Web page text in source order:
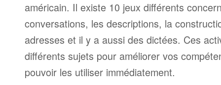
américain. Il existe 10 jeux différents
conversations, les descriptions, la
adresses et il y a aussi des dictées. Ces
différents sujets pour améliorer vos
pouvoir les utiliser immédiatement.